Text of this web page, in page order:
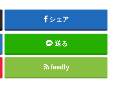
シェア
送る
feedly